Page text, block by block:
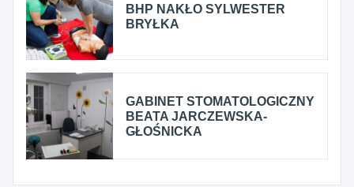
BHP NAKŁO SYLWESTER
BRYŁKA
GABINET STOMATOLOGICZNY
BEATA JARCZEWSKA-
GŁOŚNICKA